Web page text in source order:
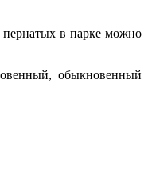
пернатых в парке можно
обыкновенный